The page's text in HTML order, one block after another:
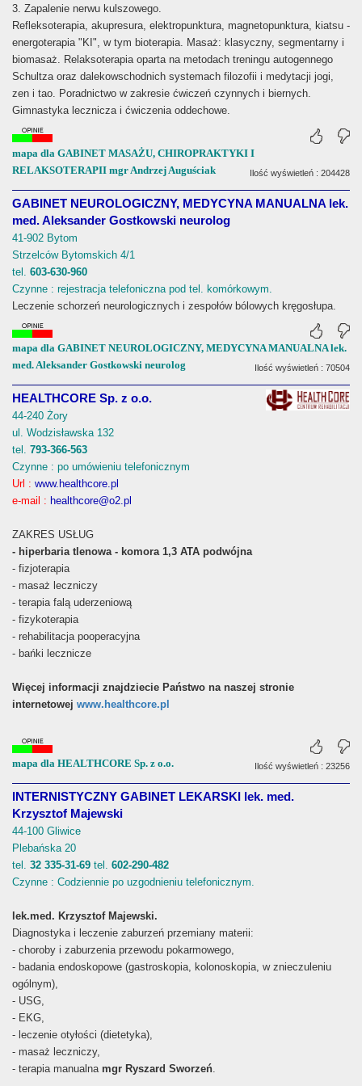
3. Zapalenie nerwu kulszowego.
Refleksoterapia, akupresura, elektropunktura, magnetopunktura, kiatsu -
energoterapia "KI", w tym bioterapia. Masaż: klasyczny, segmentarny i
biomasaż. Relaksoterapia oparta na metodach treningu autogennego
Schultza oraz dalekowschodnich systemach filozofii i medytacji jogi,
zen i tao. Poradnictwo w zakresie ćwiczeń czynnych i biernych.
Gimnastyka lecznicza i ćwiczenia oddechowe.
mapa dla GABINET MASAŻU, CHIROPRAKTYKI I
RELAKSOTERAPII mgr Andrzej Auguściak
Ilość wyświetleń : 204428
GABINET NEUROLOGICZNY, MEDYCYNA MANUALNA lek.
med. Aleksander Gostkowski neurolog
41-902 Bytom
Strzelców Bytomskich 4/1
tel. 603-630-960
Czynne : rejestracja telefoniczna pod tel. komórkowym.
Leczenie schorzeń neurologicznych i zespołów bólowych kręgosłupa.
mapa dla GABINET NEUROLOGICZNY, MEDYCYNA MANUALNA lek.
med. Aleksander Gostkowski neurolog
Ilość wyświetleń : 70504
HEALTHCORE Sp. z o.o.
44-240 Żory
ul. Wodzisławska 132
tel. 793-366-563
Czynne : po umówieniu telefonicznym
Url : www.healthcore.pl
e-mail : healthcore@o2.pl
ZAKRES USŁUG
- hiperbaria tlenowa - komora 1,3 ATA podwójna
- fizjoterapia
- masaż leczniczy
- terapia falą uderzeniową
- fizykoterapia
- rehabilitacja pooperacyjna
- bańki lecznicze
Więcej informacji znajdziecie Państwo na naszej stronie
internetowej www.healthcore.pl
mapa dla HEALTHCORE Sp. z o.o. Ilość wyświetleń : 23256
INTERNISTYCZNY GABINET LEKARSKI lek. med.
Krzysztof Majewski
44-100 Gliwice
Plebańska 20
tel. 32 335-31-69 tel. 602-290-482
Czynne : Codziennie po uzgodnieniu telefonicznym.
lek.med. Krzysztof Majewski.
Diagnostyka i leczenie zaburzeń przemiany materii:
- choroby i zaburzenia przewodu pokarmowego,
- badania endoskopowe (gastroskopia, kolonoskopia, w znieczuleniu
ogólnym),
- USG,
- EKG,
- leczenie otyłości (dietetyka),
- masaż leczniczy,
- terapia manualna mgr Ryszard Sworzeń.